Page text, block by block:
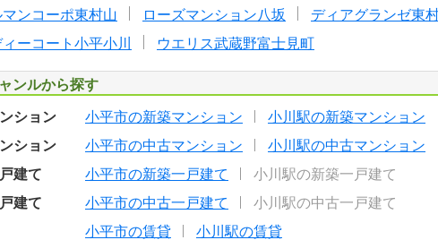
マンコーポ東村山
ローズマンション八坂 ディアグランゼ東
ーコート小平小川
ウエリス武蔵野富士見町
ンルから探す
ション 小平市の新築マンション
小川駅の新築マンション
ション
小平市の中古マンション
小川駅の中古マンション
建て
小平市の新築一戸建て
小川駅の新築一戸建て
建て
小平市の中古一戸建て
小川駅の中古一戸建て
小平市の賃貸 小川駅の賃貸